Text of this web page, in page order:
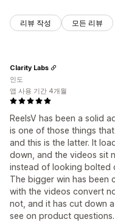
리뷰 작성 모든 리뷰
ReelsV has been a solid
is one of those things
and this is the latter. It
down, and the videos sit
instead of looking bolted
The bigger win has been
with the videos convert
not, and it has cut down
see on product questions.
Clarity Labs
인도
앱 사용 기간 4개월